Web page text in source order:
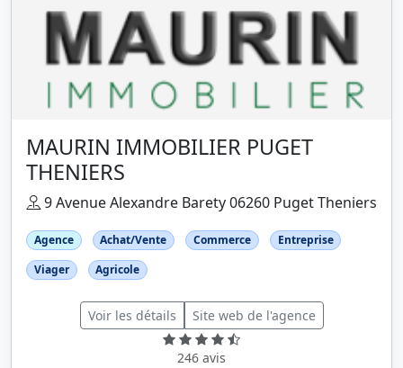
MAURIN IMMOBILIER PUGET
THENIERS
9 Avenue Alexandre Barety 06260 Puget Theniers
Agence Achat/Vente Commerce
Entreprise
Viager
Agricole
Voir les détails Site web de l'agence
246 avis